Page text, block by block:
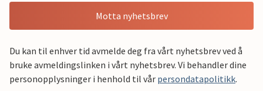
Motta nyhetsbrev
Du kan til enhver tid avmelde deg fra vårt nyhetsbrev ved å
bruke avmeldingslinken i vårt nyhetsbrev. Vi behandler dine
personopplysninger i henhold til vår persondatapolitikk.